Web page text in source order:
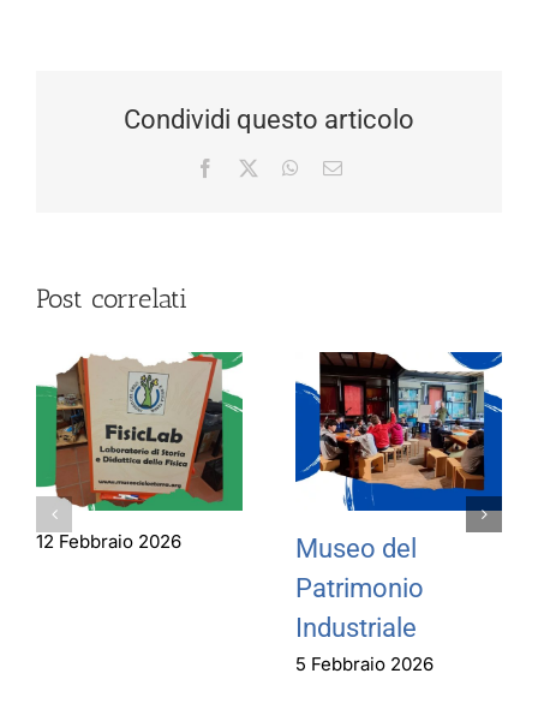
Condividi questo articolo
Facebook WhatsApp
Email
Post correlati
12 Febbraio 2026
Museo del
Patrimonio
Industriale
5 Febbraio 2026